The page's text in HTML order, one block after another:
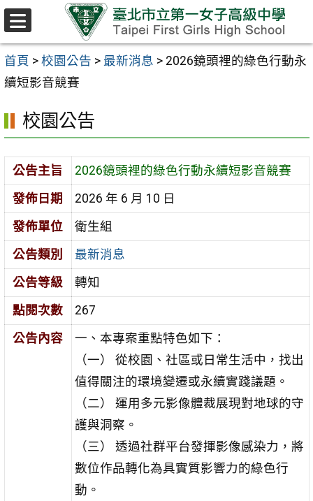
跳至主要內容區
首頁 > 校園公告 > 最新消息 > 2026鏡頭裡的綠色行動永
續短影音競賽
校園公告
公告主旨
2026鏡頭裡的綠色行動永續短影音競賽
發佈日期
2026 年 6 月 10 日
發佈單位
衛生組
公告類別
最新消息
公告等級
轉知
點閱次數
267
公告內容
一、本專案重點特色如下：
（一） 從校園、社區或日常生活中，找出
值得關注的環境變遷或永續實踐議題。
（二） 運用多元影像體裁展現對地球的守
護與洞察。
（三） 透過社群平台發揮影像感染力，將
數位作品轉化為具實質影響力的綠色行
動。
選
單